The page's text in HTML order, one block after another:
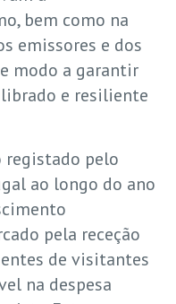
bem como na
emissores e dos
modo a garantir
e resiliente
registado pelo
ao longo do ano
pela receção
de visitantes
na despesa